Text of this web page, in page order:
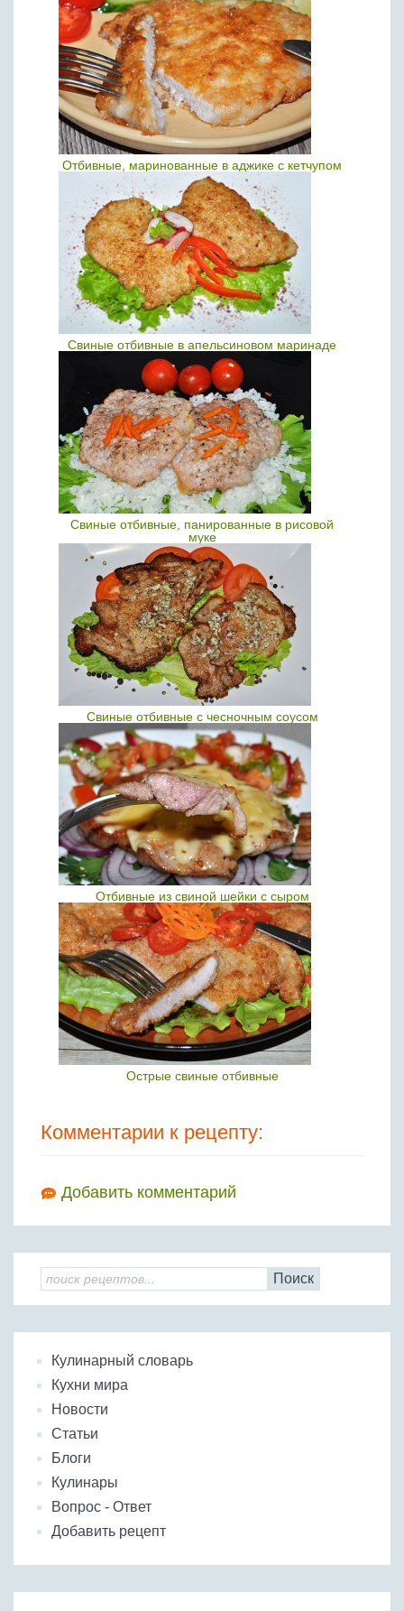
Отбивные, маринованные в аджике с кетчупом
Свиные отбивные в апельсиновом маринаде
Свиные отбивные, панированные в рисовой
муке
Свиные отбивные с чесночным соусом
Отбивные из свиной шейки с сыром
Острые свиные отбивные
Комментарии к рецепту:
Добавить комментарий
Поиск
Кулинарный словарь
Кухни мира
Новости
Статьи
Блоги
Кулинары
Вопрос - Ответ
Добавить рецепт